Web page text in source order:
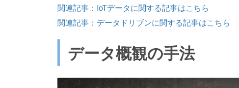
関連記事：IoTデータに関する記事はこちら
関連記事：データドリブンに関する記事はこちら
データ概観の手法